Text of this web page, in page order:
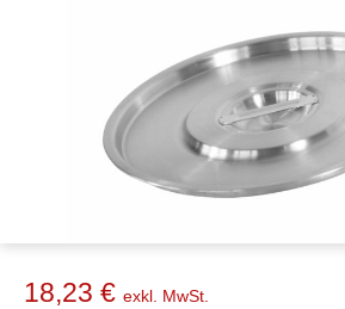
18,23 € exkl. MwSt.